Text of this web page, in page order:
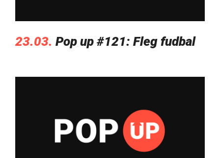
23.03. Pop up #121: Fleg fudbal